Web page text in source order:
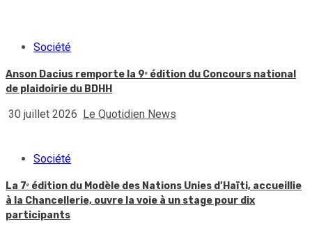
Société
Anson Dacius remporte la 9ᵉ édition du Concours national
de plaidoirie du BDHH
30 juillet 2026 Le Quotidien News
Société
La 7ᵉ édition du Modèle des Nations Unies d’Haïti, accueillie
à la Chancellerie, ouvre la voie à un stage pour dix
participants